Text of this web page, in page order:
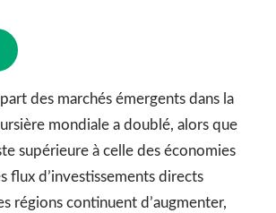
des marchés émergents dans la
mondiale a doublé, alors que
supérieure à celle des économies
flux d’investissements directs
régions continuent d’augmenter,